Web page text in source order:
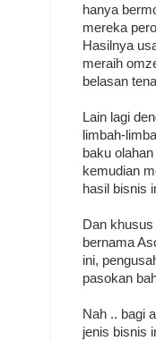
hanya
mereka
Hasilnya
meraih
belasan
Lain lagi
limbah-
baku
kemudian
hasil bisnis
Dan
bernama
ini,
pasokan
Nah .. bagi
jenis bisnis